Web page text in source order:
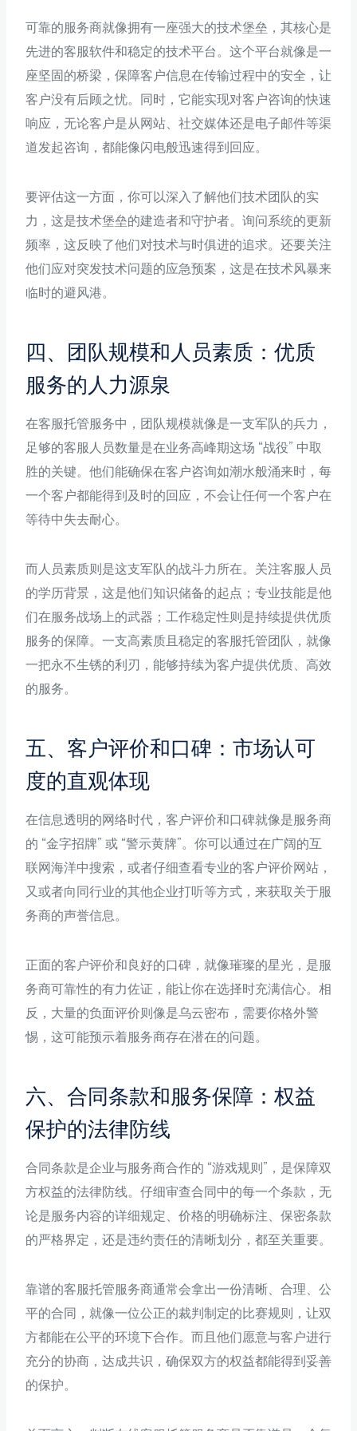
可靠的服务商就像拥有一座强大的技术堡垒，其核心是
先进的客服软件和稳定的技术平台。这个平台就像是一
座坚固的桥梁，保障客户信息在传输过程中的安全，让
客户没有后顾之忧。同时，它能实现对客户咨询的快速
响应，无论客户是从网站、社交媒体还是电子邮件等渠
道发起咨询，都能像闪电般迅速得到回应。
要评估这一方面，你可以深入了解他们技术团队的实
力，这是技术堡垒的建造者和守护者。询问系统的更新
频率，这反映了他们对技术与时俱进的追求。还要关注
他们应对突发技术问题的应急预案，这是在技术风暴来
临时的避风港。
四、团队规模和人员素质：优质
服务的人力源泉
在客服托管服务中，团队规模就像是一支军队的兵力，
足够的客服人员数量是在业务高峰期这场 “战役” 中取
胜的关键。他们能确保在客户咨询如潮水般涌来时，每
一个客户都能得到及时的回应，不会让任何一个客户在
等待中失去耐心。
而人员素质则是这支军队的战斗力所在。关注客服人员
的学历背景，这是他们知识储备的起点；专业技能是他
们在服务战场上的武器；工作稳定性则是持续提供优质
服务的保障。一支高素质且稳定的客服托管团队，就像
一把永不生锈的利刃，能够持续为客户提供优质、高效
的服务。
五、客户评价和口碑：市场认可
度的直观体现
在信息透明的网络时代，客户评价和口碑就像是服务商
的 “金字招牌” 或 “警示黄牌”。你可以通过在广阔的互
联网海洋中搜索，或者仔细查看专业的客户评价网站，
又或者向同行业的其他企业打听等方式，来获取关于服
务商的声誉信息。
正面的客户评价和良好的口碑，就像璀璨的星光，是服
务商可靠性的有力佐证，能让你在选择时充满信心。相
反，大量的负面评价则像是乌云密布，需要你格外警
惕，这可能预示着服务商存在潜在的问题。
六、合同条款和服务保障：权益
保护的法律防线
合同条款是企业与服务商合作的 “游戏规则”，是保障双
方权益的法律防线。仔细审查合同中的每一个条款，无
论是服务内容的详细规定、价格的明确标注、保密条款
的严格界定，还是违约责任的清晰划分，都至关重要。
靠谱的客服托管服务商通常会拿出一份清晰、合理、公
平的合同，就像一位公正的裁判制定的比赛规则，让双
方都能在公平的环境下合作。而且他们愿意与客户进行
充分的协商，达成共识，确保双方的权益都能得到妥善
的保护。